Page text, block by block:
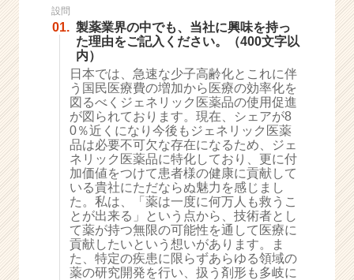
ト
が
く
就
活
サ
イ
ト
チ
ア
ャ
リ
ア
（C
設問
01. 製薬業界の中でも、当社に興味を持っ
た理由をご記入ください。（400文字以
内）
日本では、急速な少子高齢化とこれに伴
う国民医療費の増加から医療の効率化を
図るべくジェネリック医薬品の使用促進
が図られております。現在、シェアが8
0％近くになり今後もジェネリック医薬
品は必要不可欠な存在になるため、ジェ
ネリック医薬品に特化しており、更に付
加価値をつけて患者様の健康に貢献して
いる貴社にただならぬ魅力を感じまし
た。私は、「薬は一度に何万人も救うこ
とが出来る」という点から、技術者とし
て薬が持つ無限の可能性を通して医療に
貢献したいという想いがあります。ま
た、特定の疾患に限らずあらゆる領域の
薬の研究開発を行い、扱う剤形も多岐に